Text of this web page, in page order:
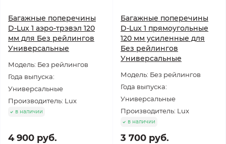
Багажные поперечины
D-Lux 1 аэро-трэвэл 120
мм для Без рейлингов
Универсальные
Модель: Без рейлингов
Года выпуска:
Универсальные
Производитель: Lux
в наличии
4 900 руб.
Багажные поперечины
D-Lux 1 прямоугольные
120 мм усиленные для
Без рейлингов
Универсальные
Модель: Без рейлингов
Года выпуска:
Универсальные
Производитель: Lux
в наличии
3 700 руб.